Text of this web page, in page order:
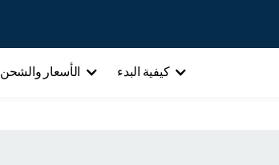
كيفية البدء الأسعار والشحن